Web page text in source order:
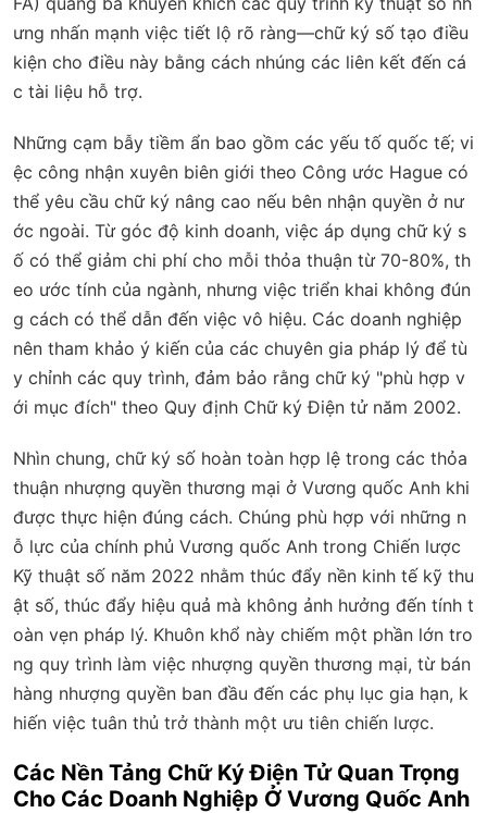
ưng nhấn mạnh việc tiết lộ rõ ràng—chữ ký số tạo điều
kiện cho điều này bằng cách nhúng các liên kết đến cá
c tài liệu hỗ trợ.
Những cạm bẫy tiềm ẩn bao gồm các yếu tố quốc tế; vi
ệc công nhận xuyên biên giới theo Công ước Hague có
thể yêu cầu chữ ký nâng cao nếu bên nhận quyền ở nư
ớc ngoài. Từ góc độ kinh doanh, việc áp dụng chữ ký s
ố có thể giảm chi phí cho mỗi thỏa thuận từ 70-80%, th
eo ước tính của ngành, nhưng việc triển khai không đún
g cách có thể dẫn đến việc vô hiệu. Các doanh nghiệp
nên tham khảo ý kiến của các chuyên gia pháp lý để tù
y chỉnh các quy trình, đảm bảo rằng chữ ký "phù hợp v
ới mục đích" theo Quy định Chữ ký Điện tử năm 2002.
Nhìn chung, chữ ký số hoàn toàn hợp lệ trong các thỏa
thuận nhượng quyền thương mại ở Vương quốc Anh khi
được thực hiện đúng cách. Chúng phù hợp với những n
ỗ lực của chính phủ Vương quốc Anh trong Chiến lược
Kỹ thuật số năm 2022 nhằm thúc đẩy nền kinh tế kỹ thu
ật số, thúc đẩy hiệu quả mà không ảnh hưởng đến tính t
oàn vẹn pháp lý. Khuôn khổ này chiếm một phần lớn tro
ng quy trình làm việc nhượng quyền thương mại, từ bán
hàng nhượng quyền ban đầu đến các phụ lục gia hạn, k
hiến việc tuân thủ trở thành một ưu tiên chiến lược.
Các Nền Tảng Chữ Ký Điện Tử Quan Trọng
Cho Các Doanh Nghiệp Ở Vương Quốc Anh